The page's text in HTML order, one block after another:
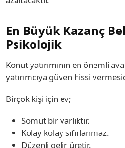
En Büyük Kazanç
Psikolojik
Konut yatırımının en önemli
yatırımcıya güven hissi
Birçok kişi için ev;
Somut bir varlıktır.
Kolay kolay sıfırlanmaz.
Düzenli gelir üretir.